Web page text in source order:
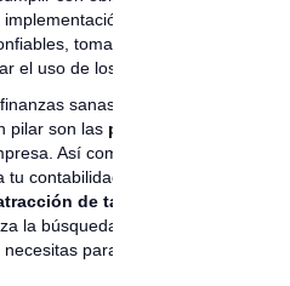
permite
tomar mejores
el uso de los recursos.
sanas son solo
pilar son las personas
Así como el plan
contabilidad, nuestra
de talento
la búsqueda de los
para crecer.